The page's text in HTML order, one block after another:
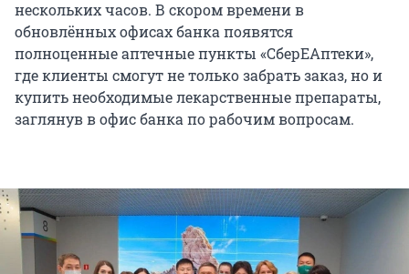
нескольких часов. В скором времени в
обновлённых офисах банка появятся
полноценные аптечные пункты «СберЕАптеки»,
где клиенты смогут не только забрать заказ, но и
купить необходимые лекарственные препараты,
заглянув в офис банка по рабочим вопросам.